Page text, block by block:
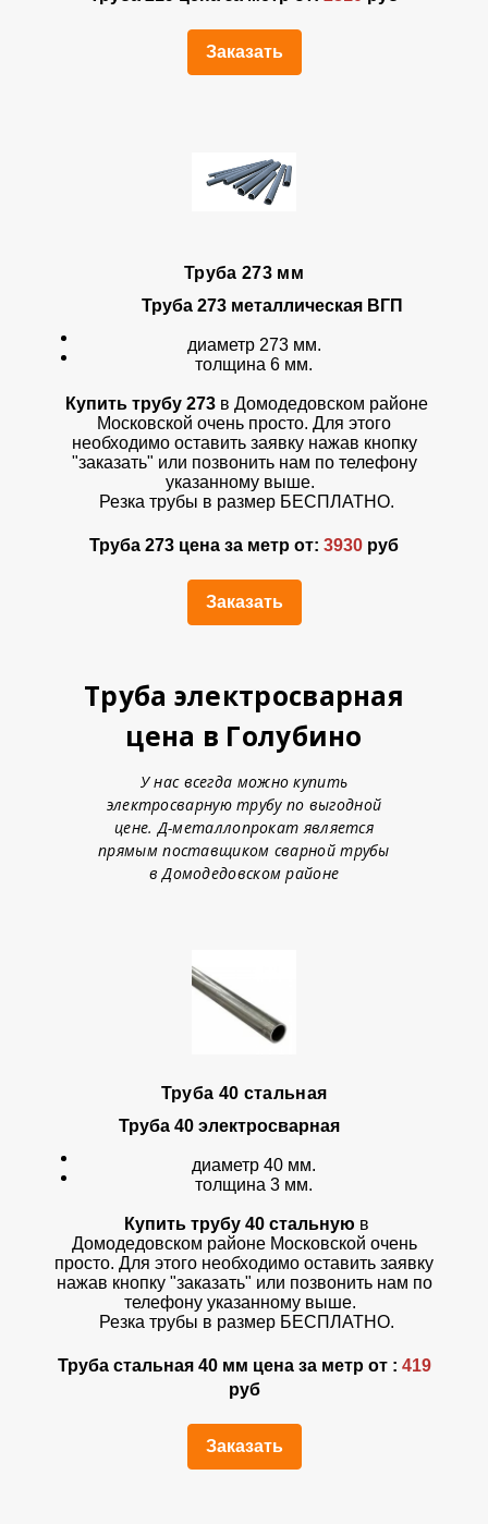
Заказать
Труба 273 мм
Труба 273 металлическая ВГП
диаметр 273 мм.
толщина 6 мм.
Купить трубу 273в Домодедовском районе
Московской очень просто. Для этого
необходимо оставить заявку нажав кнопку
"заказать" или позвонить нам по телефону
указанному выше.
Резка трубы в размер БЕСПЛАТНО.
Труба 273 цена за метр от: 3930 руб
Заказать
Труба электросварная
цена в Голубино
У нас всегда можно купить
электросварную трубу по выгодной
цене. Д-металлопрокат является
прямым поставщиком сварной трубы
в Домодедовском районе
Труба 40 стальная
Труба 40 электросварная
диаметр 40 мм.
толщина 3 мм.
Купить трубу 40 стальную в
Домодедовском районе Московской очень
просто. Для этого необходимо оставить заявку
нажав кнопку "заказать" или позвонить нам по
телефону указанному выше.
Резка трубы в размер БЕСПЛАТНО.
Труба стальная 40 мм цена за метр от : 419
руб
Заказать